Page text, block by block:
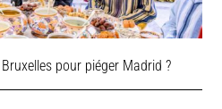
pour piéger Madrid ?